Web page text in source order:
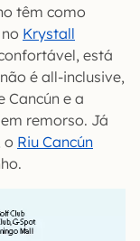
têm como
Krystall
está
é all-inclusive,
Cancún e a
remorso. Já
o Riu Cancún